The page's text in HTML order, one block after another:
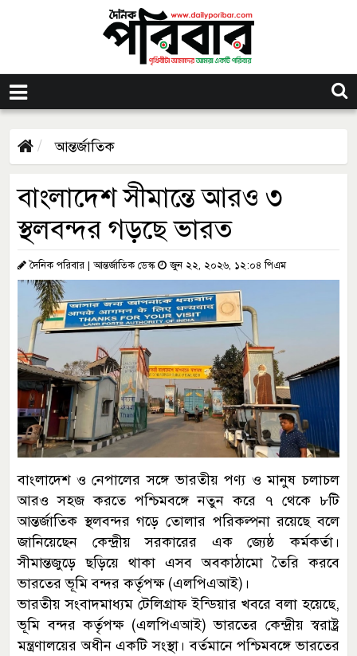
আন্তর্জাতিক
বাংলাদেশ সীমান্তে আরও ৩
স্থলবন্দর গড়ছে ভারত
দৈনিক পরিবার | আন্তর্জাতিক ডেস্ক জুন ২২, ২০২৬, ১২:০৪ পিএম
বাংলাদেশ ও নেপালের সঙ্গে ভারতীয় পণ্য ও মানুষ চলাচল
আরও সহজ করতে পশ্চিমবঙ্গে নতুন করে ৭ থেকে ৮টি
আন্তর্জাতিক স্থলবন্দর গড়ে তোলার পরিকল্পনা রয়েছে বলে
জানিয়েছেন কেন্দ্রীয় সরকারের এক জ্যেষ্ঠ কর্মকর্তা।
সীমান্তজুড়ে ছড়িয়ে থাকা এসব অবকাঠামো তৈরি করবে
ভারতের ভূমি বন্দর কর্তৃপক্ষ (এলপিএআই)।
ভারতীয় সংবাদমাধ্যম টেলিগ্রাফ ইন্ডিয়ার খবরে বলা হয়েছে,
ভূমি বন্দর কর্তৃপক্ষ (এলপিএআই) ভারতের কেন্দ্রীয় স্বরাষ্ট্র
মন্ত্রণালয়ের অধীন একটি সংস্থা। বর্তমানে পশ্চিমবঙ্গে ভারতের